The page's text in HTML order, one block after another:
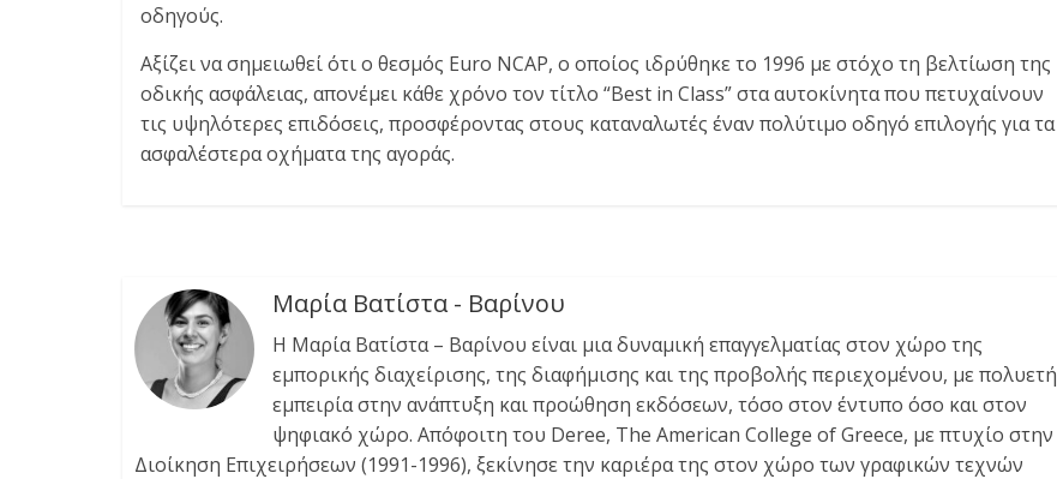
οδηγούς.
Αξίζει να σημειωθεί ότι ο θεσμός Euro NCAP, ο οποίος ιδρύθηκε το 1996 με στόχο τη βελτίωση της
οδικής ασφάλειας, απονέμει κάθε χρόνο τον τίτλο “Best in Class” στα αυτοκίνητα που πετυχαίνουν
τις υψηλότερες επιδόσεις, προσφέροντας στους καταναλωτές έναν πολύτιμο οδηγό επιλογής για τα
ασφαλέστερα οχήματα της αγοράς.
Μαρία Βατίστα - Βαρίνου
Η Μαρία Βατίστα – Βαρίνου είναι μια δυναμική επαγγελματίας στον χώρο της
εμπορικής διαχείρισης, της διαφήμισης και της προβολής περιεχομένου, με πολυετή
εμπειρία στην ανάπτυξη και προώθηση εκδόσεων, τόσο στον έντυπο όσο και στον
ψηφιακό χώρο. Απόφοιτη του Deree, The American College of Greece, με πτυχίο στην
Διοίκηση Επιχειρήσεων (1991-1996), ξεκίνησε την καριέρα της στον χώρο των γραφικών τεχνών